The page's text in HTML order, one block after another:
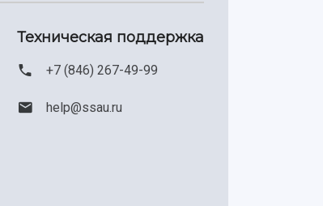
Техническая поддержка
+7 (846) 267-49-99
help@ssau.ru